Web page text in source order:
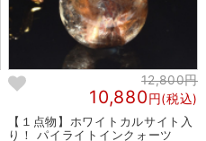
12,800円
10,880円(税込)
【１点物】ホワイトカルサイト入
り！ パイライトインクォーツ